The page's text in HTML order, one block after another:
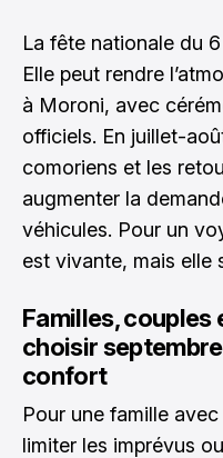
La fête nationale du
Elle peut rendre
à Moroni, avec
officiels. En juillet-
comoriens et les
augmenter la
véhicules. Pour un
est vivante, mais elle
Familles,
choisir
confort
Pour une famille
limiter les imprévus